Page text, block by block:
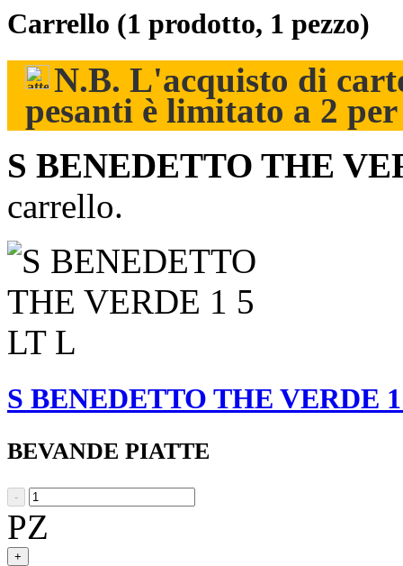
Carrello (1 prodotto, 1 pezzo)
N.B. L'acquisto di
pesanti è limitato a 2 per
S BENEDETTO THE
carrello.
S BENEDETTO THE VERDE
BEVANDE PIATTE
-
PZ
+